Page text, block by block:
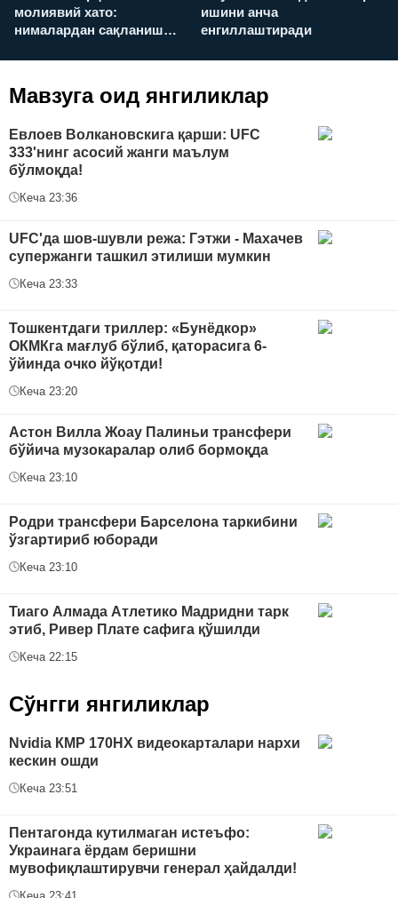
молиявий хато:
нималардан сақланиш
ишини анча
енгиллаштиради
Мавзуга оид янгиликлар
Евлоев Волкановскига қарши: UFC
333'нинг асосий жанги маълум
бўлмоқда!
Кеча 23:36
UFC'да шов-шувли режа: Гэтжи - Махачев
супержанги ташкил этилиши мумкин
Кеча 23:33
Тошкентдаги триллер: «Бунёдкор»
ОКМКга мағлуб бўлиб, қаторасига 6-
ўйинда очко йўқотди!
Кеча 23:20
Астон Вилла Жоау Палиньи трансфери
бўйича музокаралар олиб бормоқда
Кеча 23:10
Родри трансфери Барселона таркибини
ўзгартириб юборади
Кеча 23:10
Тиаго Алмада Атлетико Мадридни тарк
этиб, Ривер Плате сафига қўшилди
Кеча 22:15
Сўнгги янгиликлар
Nvidia КMP 170HX видеокарталари нархи
кескин ошди
Кеча 23:51
Пентагонда кутилмаган истеъфо:
Украинага ёрдам беришни
мувофиқлаштирувчи генерал ҳайдалди!